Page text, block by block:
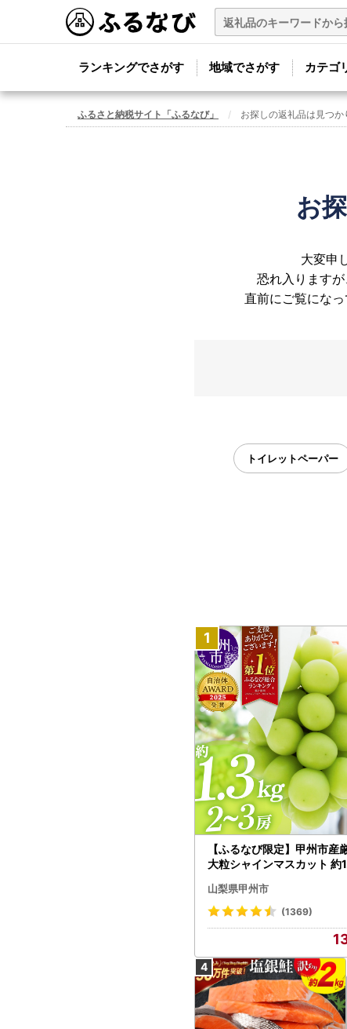
ランキングでさがす 地域でさがす カテゴ
ふるさと納税サイト「ふるなび」 お探しの返礼品は見つか
お
大変申
恐れ入ります
直前にご覧にな
トイレットペーパー
【ふるなび限定】甲州市産
大粒シャインマスカット 約
472 FN-Limited-VO シャイ
カット フルーツ
山梨県甲州市
(1369)